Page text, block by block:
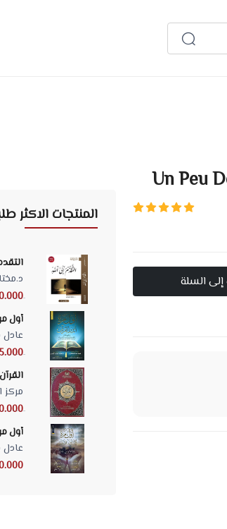
Un Peu
السلة
المنتجات الاكثر
30.000
أول
15.000
القرآن
مركز
50.000
أول
20.000